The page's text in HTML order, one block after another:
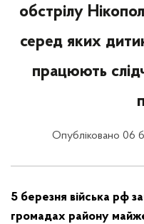
обстрілу
серед яких
працюють
Опубліковано 06
5 березня війська рф
громадах району